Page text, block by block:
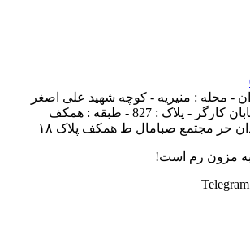
- محله : منیریه - کوچه شهید علی اصغر
- پلاک : 827 - طبقه : همکف
حر مجتمع صبامال ط همکف پلاک ۱۸
مزون رم است!
Telegram